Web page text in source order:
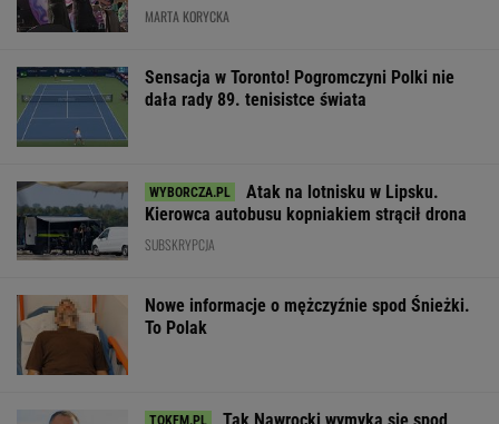
MARTA KORYCKA
Sensacja w Toronto! Pogromczyni Polki nie
dała rady 89. tenisistce świata
Atak na lotnisku w Lipsku.
Kierowca autobusu kopniakiem strącił drona
SUBSKRYPCJA
Nowe informacje o mężczyźnie spod Śnieżki.
To Polak
Tak Nawrocki wymyka się spod